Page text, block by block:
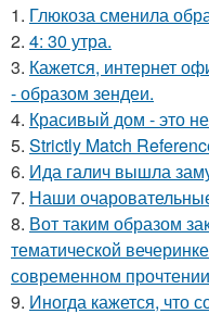
1. Глюкоза сменила
2. 4: 30 утра.
3. Кажется, интернет
- образом зендеи.
4. Красивый дом - это
5. Strictly Match
6. Ида галич вышла
7. Наши
8. Вот таким образом
тематической
современном
9. Иногда кажется, что